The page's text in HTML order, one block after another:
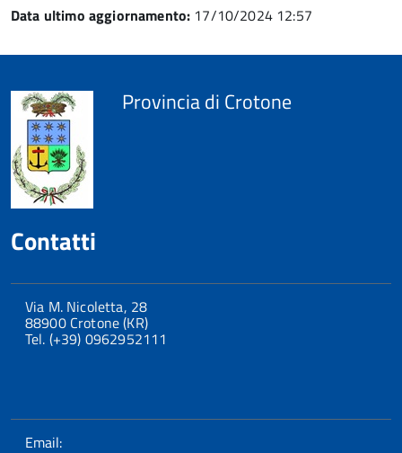
Data ultimo aggiornamento: 17/10/2024 12:57
Provincia di Crotone
Contatti
Via M. Nicoletta, 28
88900 Crotone (KR)
Tel. (+39) 0962952111
Email: